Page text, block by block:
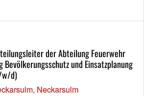
der Abteilung Feuerwehr
Bevölkerungsschutz und Einsatzplanung
w/d)
Neckarsulm